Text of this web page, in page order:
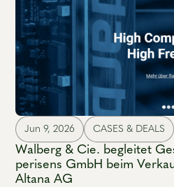
Jun 9, 2026 CASES & DEALS
Walberg & Cie. begleitet
perisens GmbH beim
Altana AG